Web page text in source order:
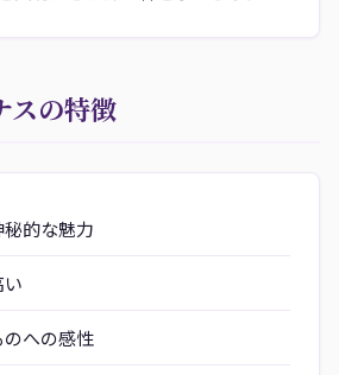
スの特徴
的な魅力
への感性